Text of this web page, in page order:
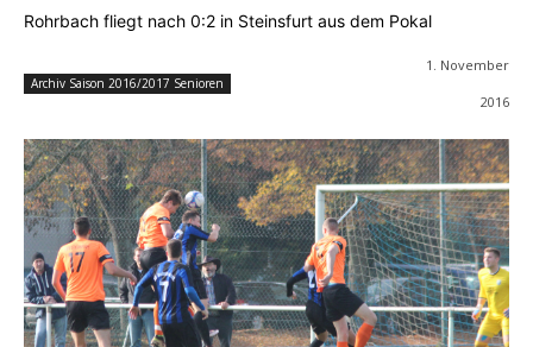
Rohrbach fliegt nach 0:2 in Steinsfurt aus dem Pokal
Archiv Saison 2016/2017 Senioren
1. November
2016